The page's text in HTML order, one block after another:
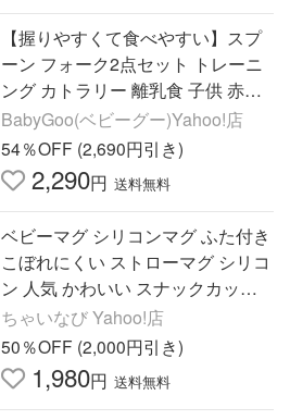
【握りやすくて食べやすい】スプ
ーン フォーク2点セット トレーニ
ング カトラリー 離乳食 子供 赤ち
ゃん ベビー 練習 持ち運び 出産祝
い ギフト BabyGoo
BabyGoo(ベビーグー)Yahoo!店
54％OFF (2,690円引き)
2,290円 送料無料
ベビーマグ シリコンマグ ふた付き
こぼれにくい ストローマグ シリコ
ン 人気 かわいい スナックカップ
出産祝い 食洗機
ちゃいなび Yahoo!店
50％OFF (2,000円引き)
1,980円 送料無料